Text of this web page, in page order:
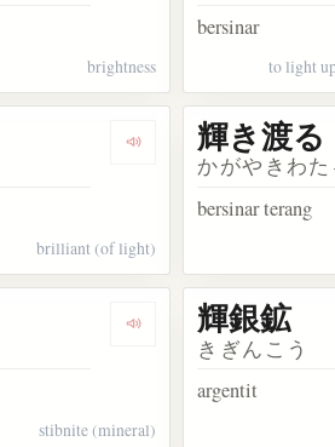
brightness
bersinar
to light
Dengarkan kosakata 輝々
brilliant (of light)
輝き渡る
かがやきわた
bersinar terang
Dengarkan kosakata 輝安
stibnite (mineral)
輝銀鉱
きぎんこう
argentit